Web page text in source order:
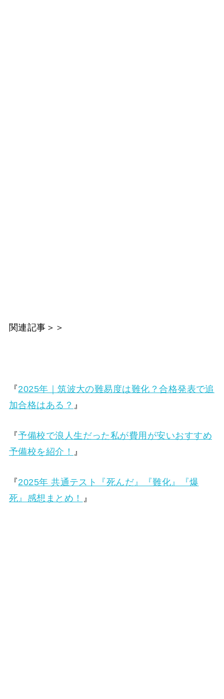
関連記事＞＞
『2025年｜筑波大の難易度は難化？合格発表で追
加合格はある？ 』
『予備校で浪人生だった私が費用が安いおすすめ
予備校を紹介！
』
『2025年 共通テスト『死んだ』『難化』『爆
死』感想まとめ！ 』